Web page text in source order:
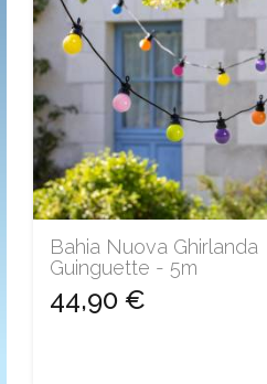
Bahia Nuova Ghirlanda
Guinguette - 5m
44,90 €